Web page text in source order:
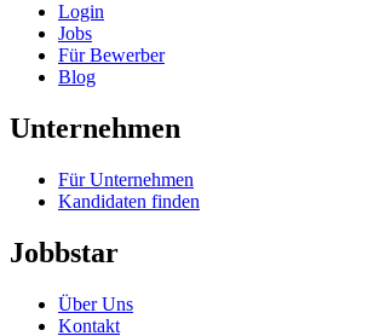
Login
Jobs
Für Bewerber
Blog
Unternehmen
Für Unternehmen
Kandidaten finden
Jobbstar
Über Uns
Kontakt